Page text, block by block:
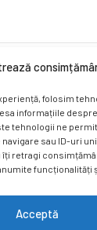
folosim
informațiile
tehnologii ne
sau ID-uri
retragi
funcționalități
Acceptă
sociale.